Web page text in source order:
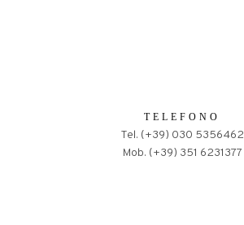
TELEFONO
Tel. (+39) 030 5356462
Mob. (+39) 351 6231377